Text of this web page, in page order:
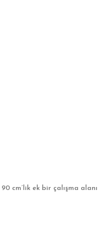
90 cm’lik ek bir çalışma alanı